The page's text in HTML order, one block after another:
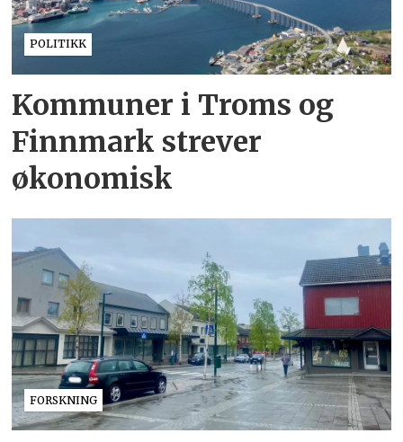
POLITIKK
Kommuner i Troms og
Finnmark strever
økonomisk
FORSKNING